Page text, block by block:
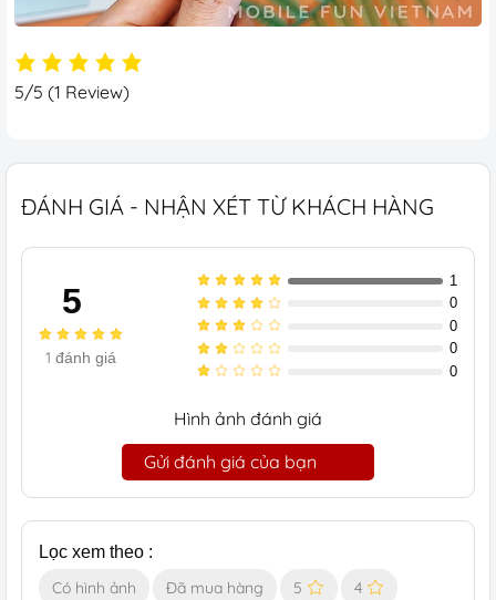
5/5 (1 Review)
ĐÁNH GIÁ - NHẬN XÉT TỪ KHÁCH HÀNG
5
1 đánh giá
1
0
0
0
0
Hình ảnh đánh giá
Gửi đánh giá của bạn
Lọc xem theo :
Có hình ảnh Đã mua hàng 5 4